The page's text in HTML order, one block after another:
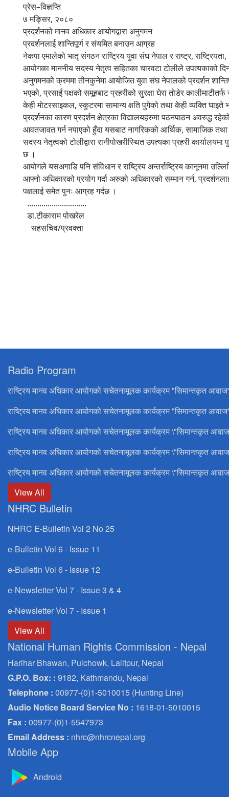
प्रेस–विज्ञप्ति
७ मङ्सिर, २०८०
प्रदर्शनको मानव अधिकार आयोगद्वारा अनुगमन
प्रदर्शनलाई शान्तिपूर्ण र संयमित बनाउन आग्रह
नेकपा एमालेको भातृ संगठन राष्ट्रिय युवा संघ नेपाल र राष्ट्र,
आयोगका माननीय सदस्य नेतृत्व सहितका चारवटा टोलीले उपत्यकाको
अनुगमनको क्रममा तीनकुनेमा आयोजित युवा संघ नेपालको प्रदर्शन
भएको, प्रसाईं पक्षको समूहबाट प्रहरीको सुरक्षा घेरा तोडेर
केही मोटरसाइकल, स्कुटरमा सामान्य क्षति पुगेको तथा केही व्यक्ति
प्रदर्शनका कारण प्रदर्शन क्षेत्रका विद्यालयहरुमा पठनपाठन अवरुद्ध
आवतजावत गर्न नपाएको हुँदा यसबाट नागरिकको आर्थिक, सामाजिक
सदस्य नेतृत्वको टोलीद्वारा रानीपोखरीस्थित उपत्यका प्रहरी
छ ।
आयोगले यसअगाडि पनि संविधान र राष्ट्रिय अन्तर्राष्ट्रिय कानूनमा
आफ्नो अधिकारको प्रयोग गर्दा अरुको अधिकारको सम्मान गर्न,
पक्षलाई समेत पुनः आग्रह गर्दछ ।
.............................
डा.टीकाराम पोखरेल
सहसचिव/प्रवक्ता
Radio Program
राष्ट्रिय मानव अधिकार आयोगको सचेतनामूलक कार्यक्रम "सिमान्तकृत
राष्ट्रिय मानव अधिकार आयोगको सचेतनामूलक कार्यक्रम "सिमान्तकृत
राष्ट्रिय मानव अधिकार आयोगको सचेतनामूलक कार्यक्रम \"सिमान्तकृत
राष्ट्रिय मानव अधिकार आयोगको सचेतनामूलक कार्यक्रम \"सिमान्तकृत
राष्ट्रिय मानव अधिकार आयोगको सचेतनामूलक कार्यक्रम \"सिमान्तकृत
View All
NHRC Bulletin
NHRC E-Bulletin Vol 2 No 25
e-Bulletin Vol 6 - Issue 11
e-Bulletin Vol 6 - Issue 12
e-Newsletter Vol 7 - Issue 3 & 4
e-Newsletter Vol 7 - Issue 1
View All
National Human Rights Commission - Nepal
Harihar Bhawan, Pulchowk, Lalitpur, Nepal
G.P.O. Box: : 9182, Kathmandu, Nepal
Telephone : 00977-(0)1-5010015 (Hunting Line)
Audio Notice Board Service No : 1618-01-5010015
Fax : 00977-(0)1-5547973
Email Address : nhrc@nhrcnepal.org
Mobile App
Android